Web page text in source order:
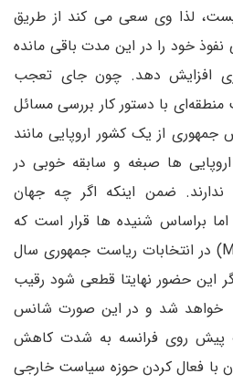
لذا وی سعی می کند از طریق
خود را در این مدت باقی مانده
افزایش دهد. چون جای تعجب
با دستور کار بررسی مسائل
از یک کشور اروپایی مانند
ها صبغه و سابقه خوبی در
ضمن اینکه اگر چه جهان
براساس شنیده ها قرار است که
میشل بارنیر (Michel Barnier) در انتخابات ریاست جمهوری سال
این حضور نهایتا قطعی شود رقیب
‌شد و در این صورت شانس
پیش روی فرانسه به شدت کاهش
با فعال کردن حوزه سیاست خارجی